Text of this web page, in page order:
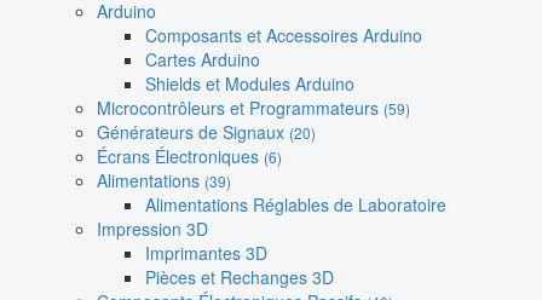
Arduino
Composants et Accessoires Arduino
Cartes Arduino
Shields et Modules Arduino
Microcontrôleurs et Programmateurs (59)
Générateurs de Signaux (20)
Écrans Électroniques (6)
Alimentations (39)
Alimentations Réglables de Laboratoire
Impression 3D
Imprimantes 3D
Pièces et Rechanges 3D